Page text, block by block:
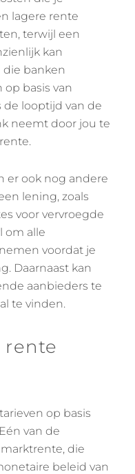
lagere rente
terwijl een
kan
die banken
basis van
de looptijd van de
neemt door jou te
er ook nog andere
lening, zoals
voor vervroegde
om alle
voordat je
Daarnaast kan
aanbieders te
te vinden.
rente
op basis
van de
die
beleid van